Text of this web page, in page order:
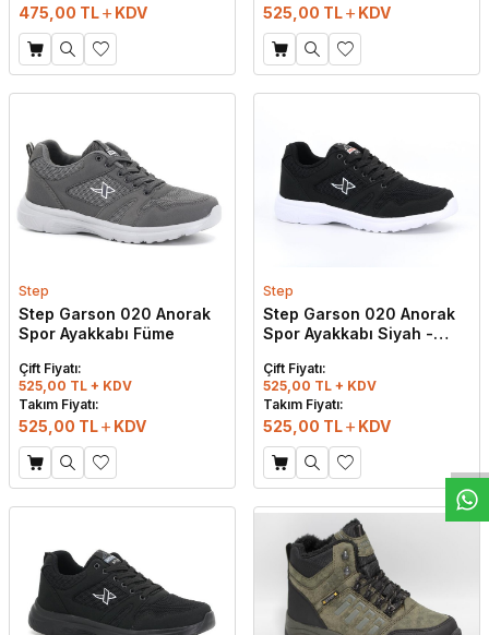
475,00 TL KDV 525,00 TL KDV
Step
Step Garson 020 Anorak
Spor Ayakkabı Füme
Çift Fiyatı:
525,00 TL + KDV
Takım Fiyatı:
525,00 TL KDV
Step
Step Garson 020 Anorak
Spor Ayakkabı Siyah -
Çift Fiyatı:
525,00 TL + KDV
Takım Fiyatı:
525,00 TL KDV